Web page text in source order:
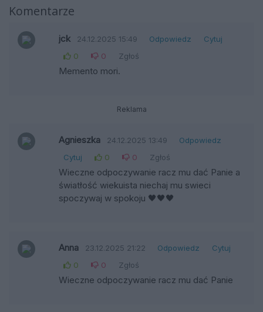
Komentarze
jck 24.12.2025 15:49 Odpowiedz
Cytuj
0
0 Zgłoś
Memento mori.
Reklama
Agnieszka 24.12.2025 13:49
Odpowiedz
Cytuj
0 0 Zgłoś
Wieczne odpoczywanie racz mu dać Panie a
światłość wiekuista niechaj mu swieci
spoczywaj w spokoju 🖤🖤🖤
Anna 23.12.2025 21:22 Odpowiedz
Cytuj
0
0 Zgłoś
Wieczne odpoczywanie racz mu dać Panie